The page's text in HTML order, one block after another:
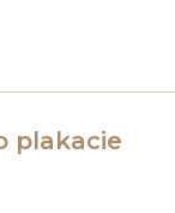
plakacie